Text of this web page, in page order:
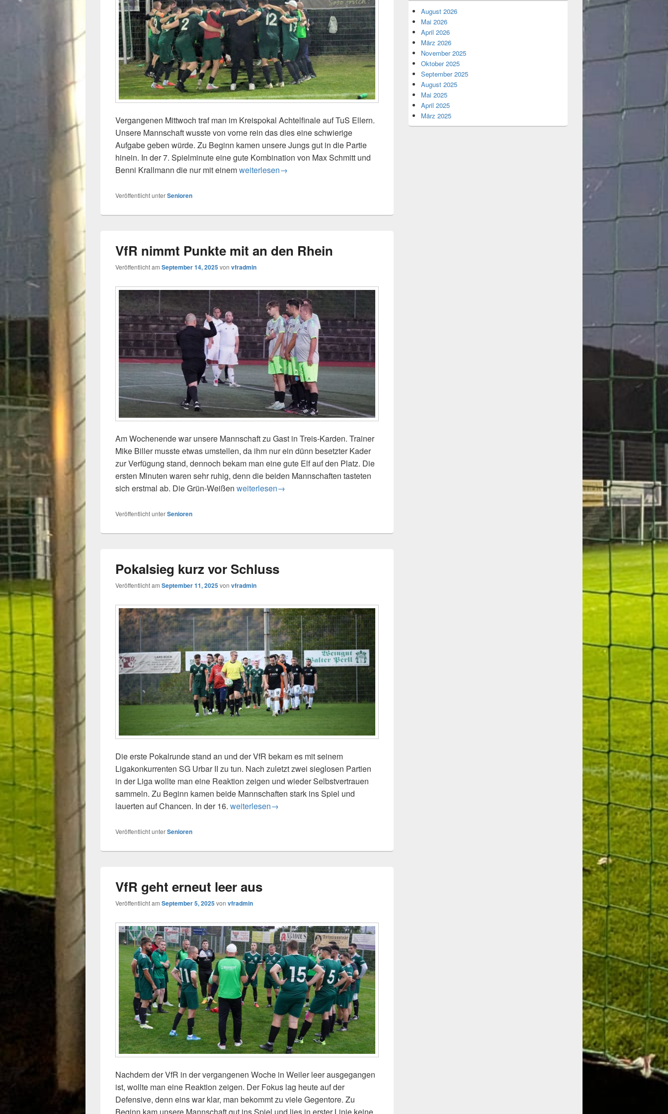
Vergangenen Mittwoch traf man im Kreispokal Achtelfinale auf TuS Ellern.
Unsere Mannschaft wusste von vorne rein das dies eine schwierige
Aufgabe geben würde. Zu Beginn kamen unsere Jungs gut in die Partie
hinein. In der 7. Spielminute eine gute Kombination von Max Schmitt und
Benni Krallmann die nur mit einemVfR zieht ins Viertelfinale
weiterlesen→
Veröffentlicht unterSenioren
VfR nimmt Punkte mit an den Rhein
Veröffentlicht am September 14, 2025von vfradmin
Am Wochenende war unsere Mannschaft zu Gast in Treis-Karden. Trainer
Mike Biller musste etwas umstellen, da ihm nur ein dünn besetzter Kader
zur Verfügung stand, dennoch bekam man eine gute Elf auf den Platz. Die
ersten Minuten waren sehr ruhig, denn die beiden Mannschaften tasteten
sich erstmal ab. Die Grün-Weißen VfR nimmt Punkte mit an den Rhein
weiterlesen→
Veröffentlicht unterSenioren
Pokalsieg kurz vor Schluss
Veröffentlicht am September 11, 2025von vfradmin
Die erste Pokalrunde stand an und der VfR bekam es mit seinem
Ligakonkurrenten SG Urbar II zu tun. Nach zuletzt zwei sieglosen Partien
in der Liga wollte man eine Reaktion zeigen und wieder Selbstvertrauen
sammeln. Zu Beginn kamen beide Mannschaften stark ins Spiel und
lauerten auf Chancen. In der 16. Pokalsieg kurz vor Schluss
weiterlesen→
Veröffentlicht unterSenioren
VfR geht erneut leer aus
Veröffentlicht am September 5, 2025von vfradmin
Nachdem der VfR in der vergangenen Woche in Weiler leer ausgegangen
ist, wollte man eine Reaktion zeigen. Der Fokus lag heute auf der
Defensive, denn eins war klar, man bekommt zu viele Gegentore. Zu
Beginn kam unsere Mannschaft gut ins Spiel und lies in erster Linie keine
August 2026
Mai 2026
April 2026
März 2026
November 2025
Oktober 2025
September 2025
August 2025
Mai 2025
April 2025
März 2025